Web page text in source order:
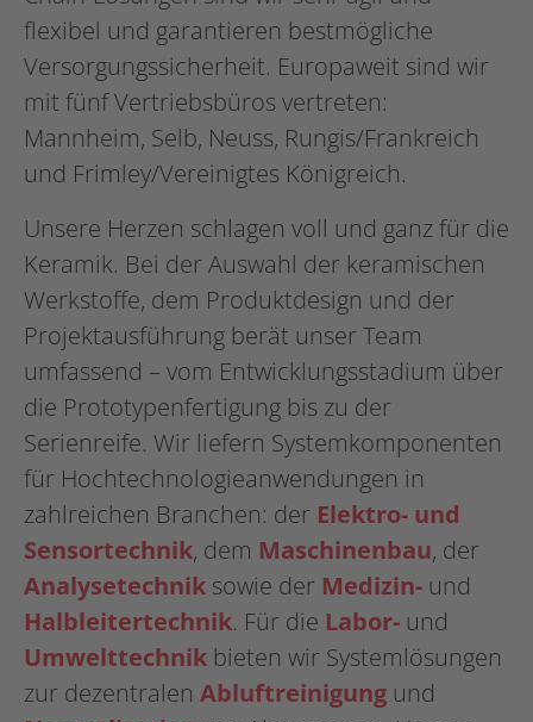
flexibel und garantieren bestmögliche
Versorgungssicherheit. Europaweit sind wir
mit fünf Vertriebsbüros vertreten:
Mannheim, Selb, Neuss, Rungis/Frankreich
und Frimley/Vereinigtes Königreich.
Unsere Herzen schlagen voll und ganz für die
Keramik. Bei der Auswahl der keramischen
Werkstoffe, dem Produktdesign und der
Projektausführung berät unser Team
umfassend ­– vom Entwicklungsstadium über
die Prototypenfertigung bis zu der
Serienreife. Wir liefern Systemkomponenten
für Hochtechnologieanwendungen in
zahlreichen Branchen: der Elektro- und
Sensortechnik, dem Maschinenbau, der
Analysetechnik sowie der Medizin- und
Halbleitertechnik. Für die Labor- und
Umwelttechnik bieten wir Systemlösungen
zur dezentralen Abluftreinigung und